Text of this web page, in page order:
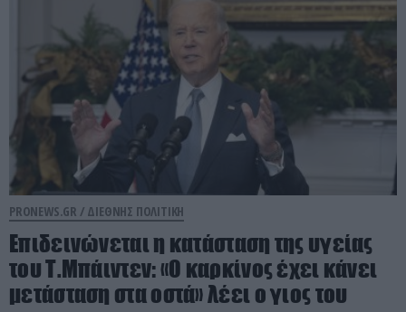
PRONEWS.GR / ΔΙΕΘΝΗΣ ΠΟΛΙΤΙΚΗ
Επιδεινώνεται η κατάσταση της υγείας
του Τ.Μπάιντεν: «Ο καρκίνος έχει κάνει
μετάσταση στα οστά» λέει ο γιος του